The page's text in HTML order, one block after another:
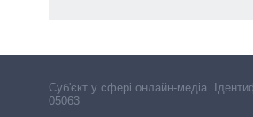
Cуб'єкт у сфері онлайн-медіа.
05063